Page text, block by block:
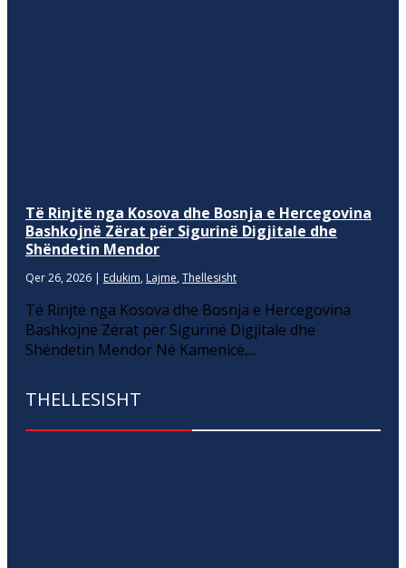
Të Rinjtë nga Kosova dhe Bosnja e Hercegovina
Bashkojnë Zërat për Sigurinë Digjitale dhe
Shëndetin Mendor
Qer 26, 2026 | Edukim, Lajme, Thellesisht
Të Rinjtë nga Kosova dhe Bosnja e Hercegovina
Bashkojnë Zërat për Sigurinë Digjitale dhe
Shëndetin Mendor Në Kamenicë,...
THELLESISHT